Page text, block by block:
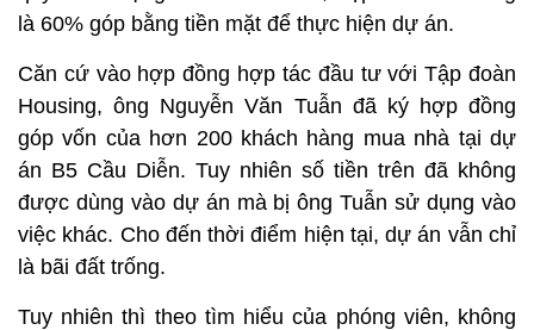
là 60% góp bằng tiền mặt để thực hiện dự án.
Căn cứ vào hợp đồng hợp tác đầu tư với Tập đoàn
Housing, ông Nguyễn Văn Tuẫn đã ký hợp đồng
góp vốn của hơn 200 khách hàng mua nhà tại dự
án B5 Cầu Diễn. Tuy nhiên số tiền trên đã không
được dùng vào dự án mà bị ông Tuẫn sử dụng vào
việc khác. Cho đến thời điểm hiện tại, dự án vẫn chỉ
là bãi đất trống.
Tuy nhiên thì theo tìm hiểu của phóng viên, không